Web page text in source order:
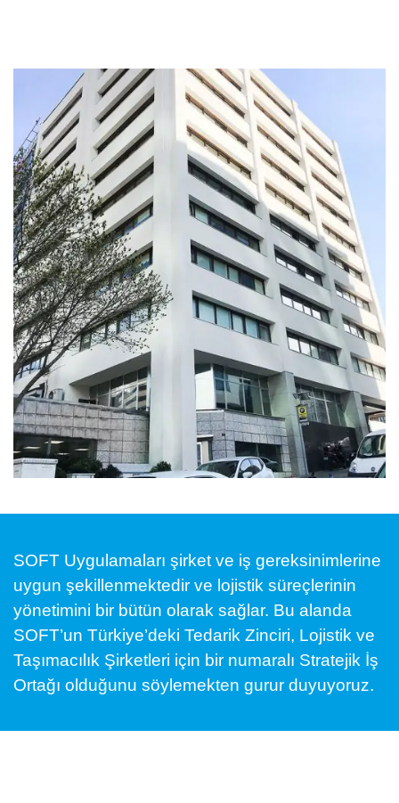
SOFT Uygulamaları şirket ve iş gereksinimlerine
uygun şekillenmektedir ve lojistik süreçlerinin
yönetimini bir bütün olarak sağlar. Bu alanda
SOFT’un Türkiye’deki Tedarik Zinciri, Lojistik ve
Taşımacılık Şirketleri için bir numaralı Stratejik İş
Ortağı olduğunu söylemekten gurur duyuyoruz.